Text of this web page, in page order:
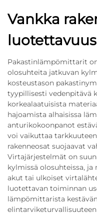
Vankka
luotettavuus
Pakastinlämpömittarit
olosuhteita jatkuvan
kosteustason
tyypillisesti vedenpitävä
korkealaatuisista
hajoamista alhaisissa
anturikokoonpanot
voi vaikuttaa
rakenneosat suojaavat
Virtajärjestelmät on
kylmissä olosuhteissa,
akut tai ulkoiset
luotettavan toiminnan
lämpömittarista